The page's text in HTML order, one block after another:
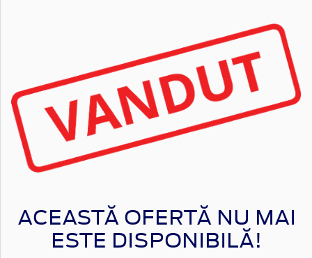
ACEASTĂ OFERTĂ NU MAI
ESTE DISPONIBILĂ!